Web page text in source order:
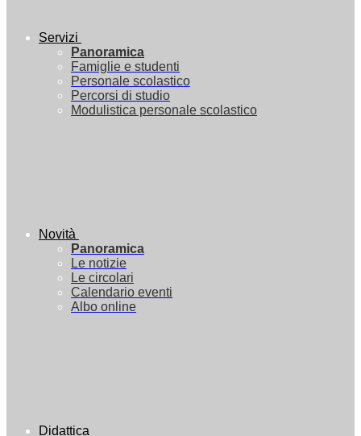
Servizi
Panoramica
Famiglie e studenti
Personale scolastico
Percorsi di studio
Modulistica personale scolastico
Novità
Panoramica
Le notizie
Le circolari
Calendario eventi
Albo online
Didattica